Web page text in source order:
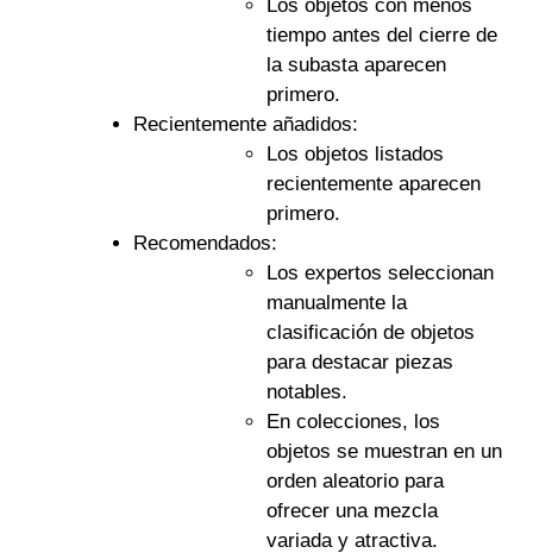
Los objetos con menos
tiempo antes del cierre de
la subasta aparecen
primero.
Recientemente añadidos:
Los objetos listados
recientemente aparecen
primero.
Recomendados:
Los expertos seleccionan
manualmente la
clasificación de objetos
para destacar piezas
notables.
En colecciones, los
objetos se muestran en un
orden aleatorio para
ofrecer una mezcla
variada y atractiva.